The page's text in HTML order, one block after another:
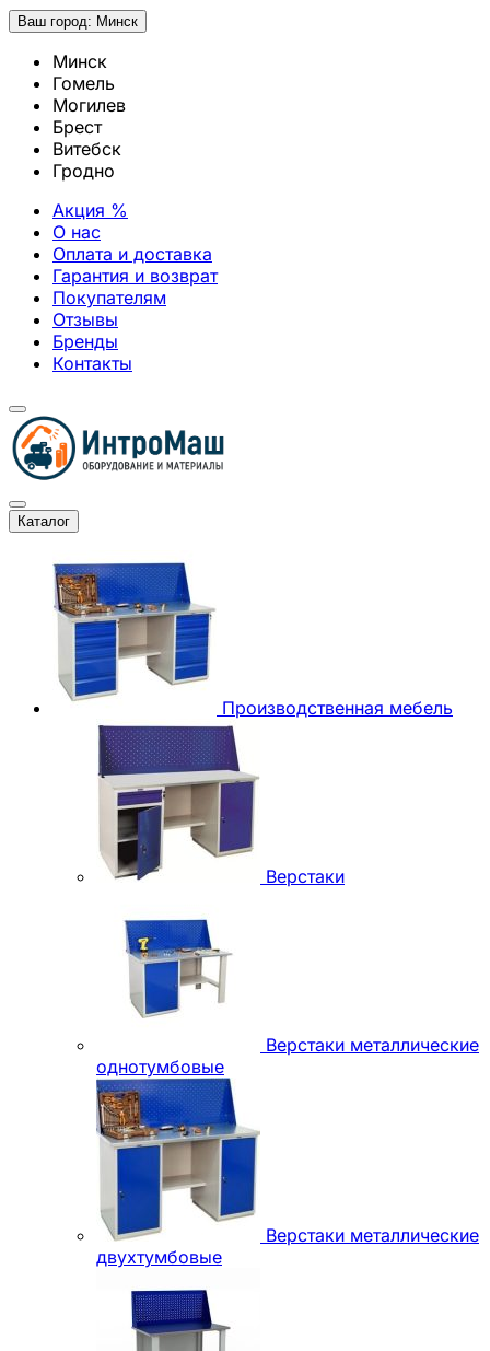
Ваш город: Минск
Минск
Гомель
Могилев
Брест
Витебск
Гродно
Акция %
О нас
Оплата и доставка
Гарантия и возврат
Покупателям
Отзывы
Бренды
Контакты
Каталог
Производственная мебель
Верстаки
Верстаки металлические
однотумбовые
Верстаки металлические
двухтумбовые